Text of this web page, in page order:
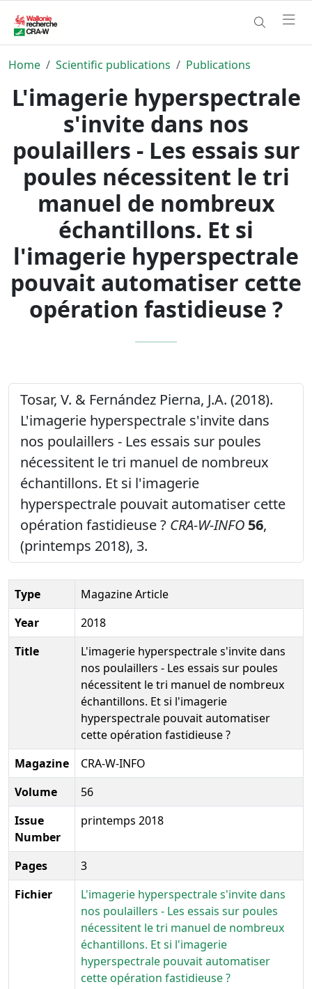
Home Scientific publications Publications
L'imagerie hyperspectrale
s'invite dans nos
poulaillers - Les essais sur
poules nécessitent le tri
manuel de nombreux
échantillons. Et si
l'imagerie hyperspectrale
pouvait automatiser cette
opération fastidieuse ?
Tosar, V. & Fernández Pierna, J.A. (2018).
L'imagerie hyperspectrale s'invite dans
nos poulaillers - Les essais sur poules
nécessitent le tri manuel de nombreux
échantillons. Et si l'imagerie
hyperspectrale pouvait automatiser cette
opération fastidieuse ? CRA-W-INFO 56,
(printemps 2018), 3.
Type
Magazine Article
Year
2018
Title
L'imagerie hyperspectrale s'invite dans
nos poulaillers - Les essais sur poules
nécessitent le tri manuel de nombreux
échantillons. Et si l'imagerie
hyperspectrale pouvait automatiser
cette opération fastidieuse ?
Magazine
CRA-W-INFO
Volume
56
Issue
Number
printemps 2018
Pages
3
Fichier
L'imagerie hyperspectrale s'invite dans
nos poulaillers - Les essais sur poules
nécessitent le tri manuel de nombreux
échantillons. Et si l'imagerie
hyperspectrale pouvait automatiser
cette opération fastidieuse ?